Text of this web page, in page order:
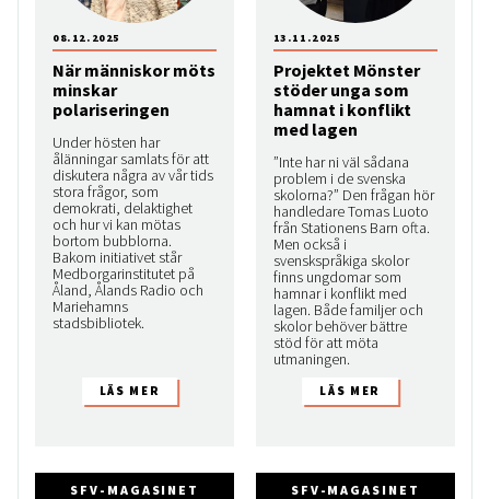
När människor möts
minskar
polariseringen
Under hösten har
ålänningar samlats för att
diskutera några av vår tids
stora frågor, som
demokrati, delaktighet
och hur vi kan mötas
bortom bubblorna.
Bakom initiativet står
Medborgarinstitutet på
Åland, Ålands Radio och
Mariehamns
stadsbibliotek.
08.12.2025
Projektet Mönster
stöder unga som
hamnat i konflikt
med lagen
”Inte har ni väl sådana
problem i de svenska
skolorna?” Den frågan hör
handledare Tomas Luoto
från Stationens Barn ofta.
Men också i
svenskspråkiga skolor
finns ungdomar som
hamnar i konflikt med
lagen. Både familjer och
skolor behöver bättre
stöd för att möta
utmaningen.
13.11.2025
SFV-MAGASINET SFV-MAGASINET